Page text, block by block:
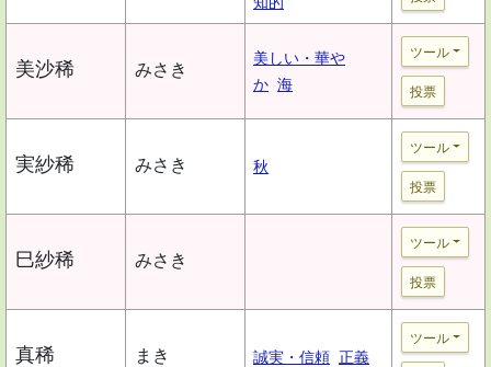
美沙稀 みさき
美しい・華や
か 海
ツール
投票
実紗稀 みさき 秋
ツール
投票
巳紗稀 みさき
ツール
投票
真稀 まき 誠実・信頼 正義
ツール